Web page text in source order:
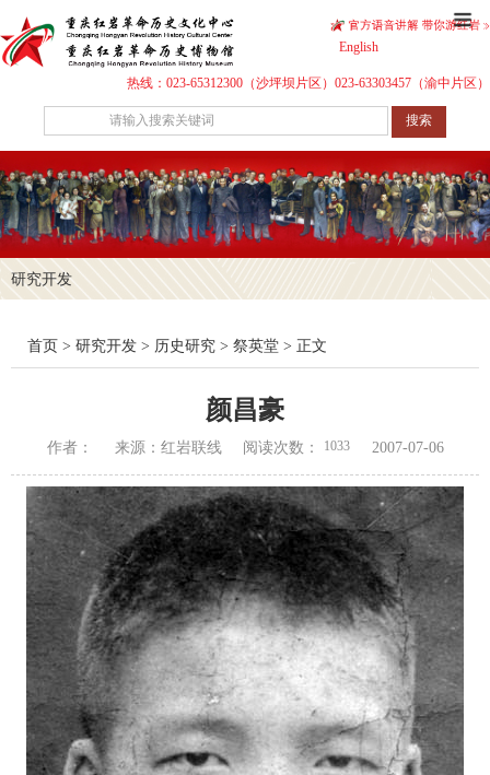
English
热线：023-65312300（沙坪坝片区）023-63303457（渝中片区）
搜索
研究开发
首页 > 研究开发> 历史研究> 祭英堂> 正文
颜昌豪
作者： 来源：红岩联线 阅读次数： 1033 2007-07-06